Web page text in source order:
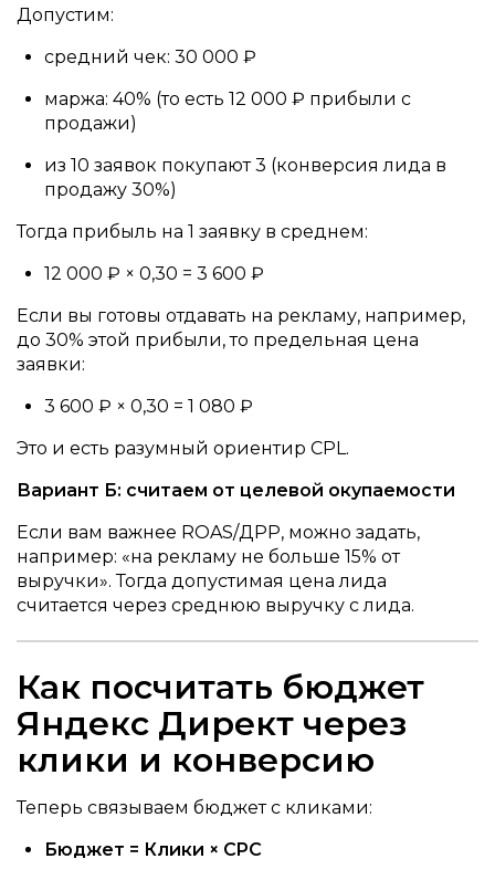
Допустим:
средний чек: 30 000 ₽
маржа: 40% (то есть 12 000 ₽ прибыли с
продажи)
из 10 заявок покупают 3 (конверсия лида в
продажу 30%)
Тогда прибыль на 1 заявку в среднем:
12 000 ₽ × 0,30 = 3 600 ₽
Если вы готовы отдавать на рекламу, например,
до 30% этой прибыли, то предельная цена
заявки:
3 600 ₽ × 0,30 = 1 080 ₽
Это и есть разумный ориентир CPL.
Вариант Б: считаем от целевой окупаемости
Если вам важнее ROAS/ДРР, можно задать,
например: «на рекламу не больше 15% от
выручки». Тогда допустимая цена лида
считается через среднюю выручку с лида.
Как посчитать бюджет
Яндекс Директ через
клики и конверсию
Теперь связываем бюджет с кликами:
Бюджет = Клики × CPC